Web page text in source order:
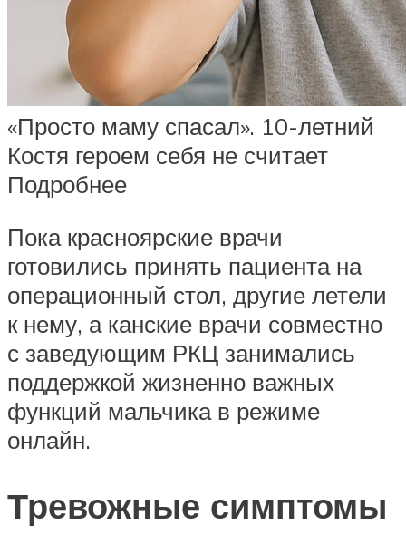
«Просто маму спасал». 10-летний
Костя героем себя не считает
Подробнее
Пока красноярские врачи
готовились принять пациента на
операционный стол, другие летели
к нему, а канские врачи совместно
с заведующим РКЦ занимались
поддержкой жизненно важных
функций мальчика в режиме
онлайн.
Тревожные симптомы